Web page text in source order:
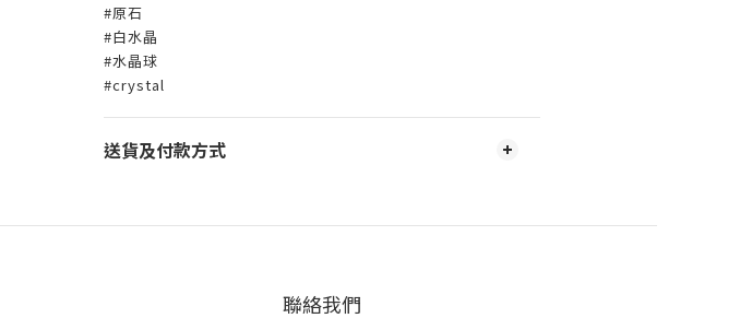
#原石
#白水晶
#水晶球
#crystal
送貨及付款方式
聯絡我們